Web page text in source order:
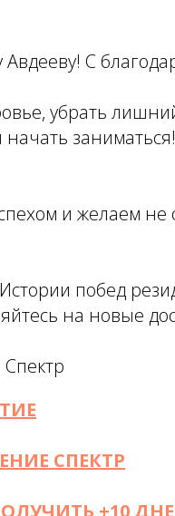
С
убрать
и желаем не
побед
на новые
СПЕКТР
+10